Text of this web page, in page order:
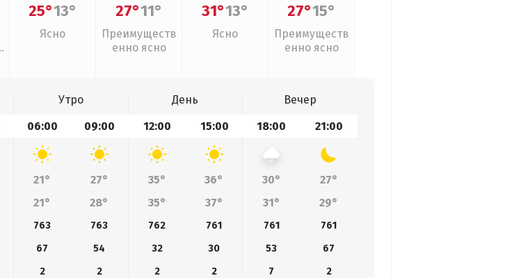
25°13°
Ясно
27°11°
Преимуществ
енно ясно
31°13°
Ясно
27°15°
Преимуществ
енно ясно
Утро День
Вечер
06:00 09:00 12:00 15:00 18:00 21:00
21° 27° 35° 36° 30°
27°
21° 28° 35° 37° 31° 29°
763 763 762 761 761
761
67 54 32 30 53
67
2 2 2 2 7
2